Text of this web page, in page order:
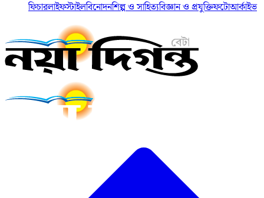
ফিচারলাইফস্টাইলবিনোদনশিল্প ও সাহিত্যবিজ্ঞান ও প্রযুক্তিফটোআর্কাইভ